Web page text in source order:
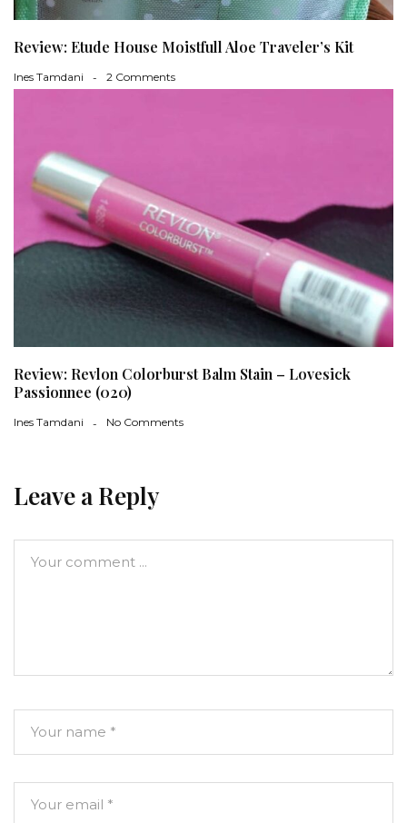
Review: Etude House Moistfull Aloe Traveler’s Kit
Ines Tamdani 2 Comments
Review: Revlon Colorburst Balm Stain – Lovesick
Passionnee (020)
Ines Tamdani No Comments
Leave a Reply